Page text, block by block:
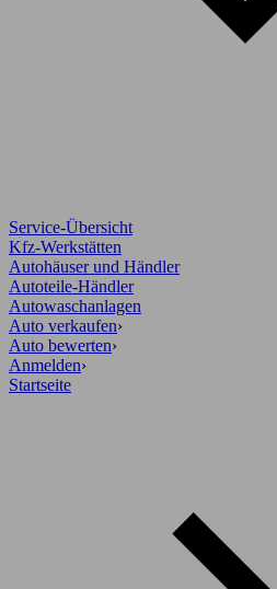
Service-Übersicht
Kfz-Werkstätten
Autohäuser und Händler
Autoteile-Händler
Autowaschanlagen
Auto verkaufen›
Auto bewerten›
Anmelden›
Startseite